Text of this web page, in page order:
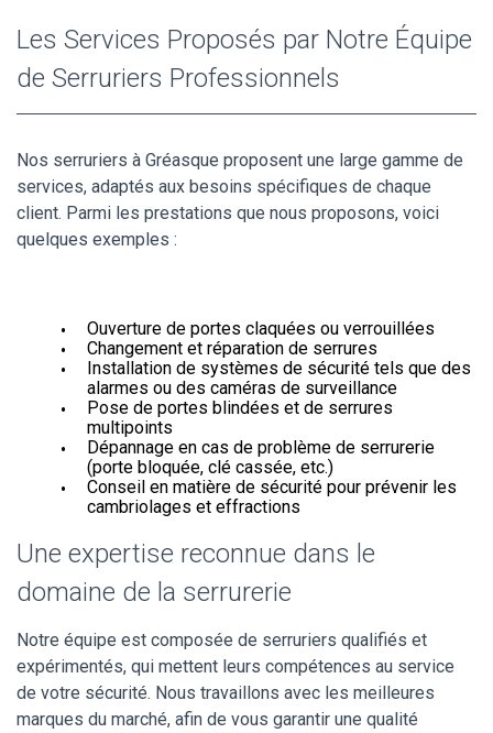
Les Services Proposés par Notre Équipe
de Serruriers Professionnels
Nos serruriers à Gréasque proposent une large gamme de
services, adaptés aux besoins spécifiques de chaque
client. Parmi les prestations que nous proposons, voici
quelques exemples :
Ouverture de portes claquées ou verrouillées
Changement et réparation de serrures
Installation de systèmes de sécurité tels que des
alarmes ou des caméras de surveillance
Pose de portes blindées et de serrures
multipoints
Dépannage en cas de problème de serrurerie
(porte bloquée, clé cassée, etc.)
Conseil en matière de sécurité pour prévenir les
cambriolages et effractions
Une expertise reconnue dans le
domaine de la serrurerie
Notre équipe est composée de serruriers qualifiés et
expérimentés, qui mettent leurs compétences au service
de votre sécurité. Nous travaillons avec les meilleures
marques du marché, afin de vous garantir une qualité